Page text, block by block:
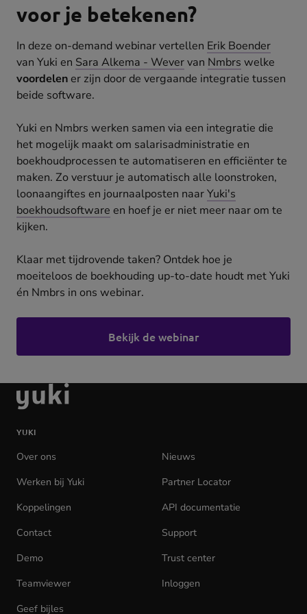
voor je betekenen?
In deze on-demand webinar vertellen Erik Boender
van Yuki en Sara Alkema - Wevervan Nmbrs welke
voordelener zijn door de vergaande integratie tussen
beide software.
Yuki en Nmbrs werken samen via een integratie die
het mogelijk maakt om salarisadministratie en
boekhoudprocessen te automatiseren en efficiënter te
maken. Zo verstuur je automatisch alle loonstroken,
loonaangiftes en journaalposten naarYuki's
boekhoudsoftware en hoef je er niet meer naar om te
kijken.
Klaar met tijdrovende taken? Ontdek hoe je
moeiteloos de boekhouding up-to-date houdt met Yuki
én Nmbrs in ons webinar.
Bekijk de webinar
(opens
Ga
naar
homepage
YUKI
Over ons
Nieuws
Werken bij Yuki
Partner Locator
Koppelingen
API documentatie
Contact
Support
Demo
Trust center
Teamviewer
Inloggen
Geef bijles